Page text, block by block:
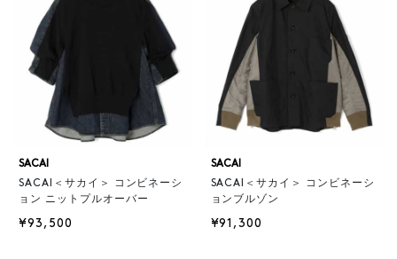
SACAI
SACAI＜サカイ＞ コンビネーシ
ョン ニットプルオーバー
¥93,500
SACAI
SACAI＜サカイ＞ コンビネーシ
ョンブルゾン
¥91,300